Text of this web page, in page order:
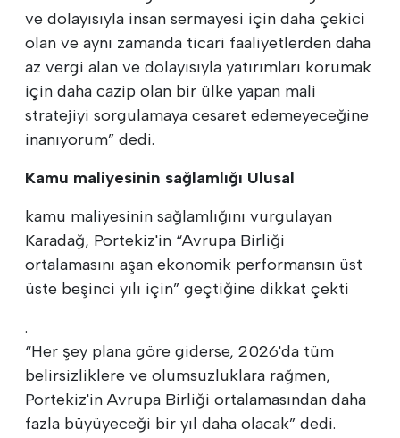
ve dolayısıyla insan sermayesi için daha çekici
olan ve aynı zamanda ticari faaliyetlerden daha
az vergi alan ve dolayısıyla yatırımları korumak
için daha cazip olan bir ülke yapan mali
stratejiyi sorgulamaya cesaret edemeyeceğine
inanıyorum” dedi.
Kamu maliyesinin sağlamlığı Ulusal
kamu maliyesinin sağlamlığını vurgulayan
Karadağ, Portekiz'in “Avrupa Birliği
ortalamasını aşan ekonomik performansın üst
üste beşinci yılı için” geçtiğine dikkat çekti
.
“Her şey plana göre giderse, 2026'da tüm
belirsizliklere ve olumsuzluklara rağmen,
Portekiz'in Avrupa Birliği ortalamasından daha
fazla büyüyeceği bir yıl daha olacak” dedi.